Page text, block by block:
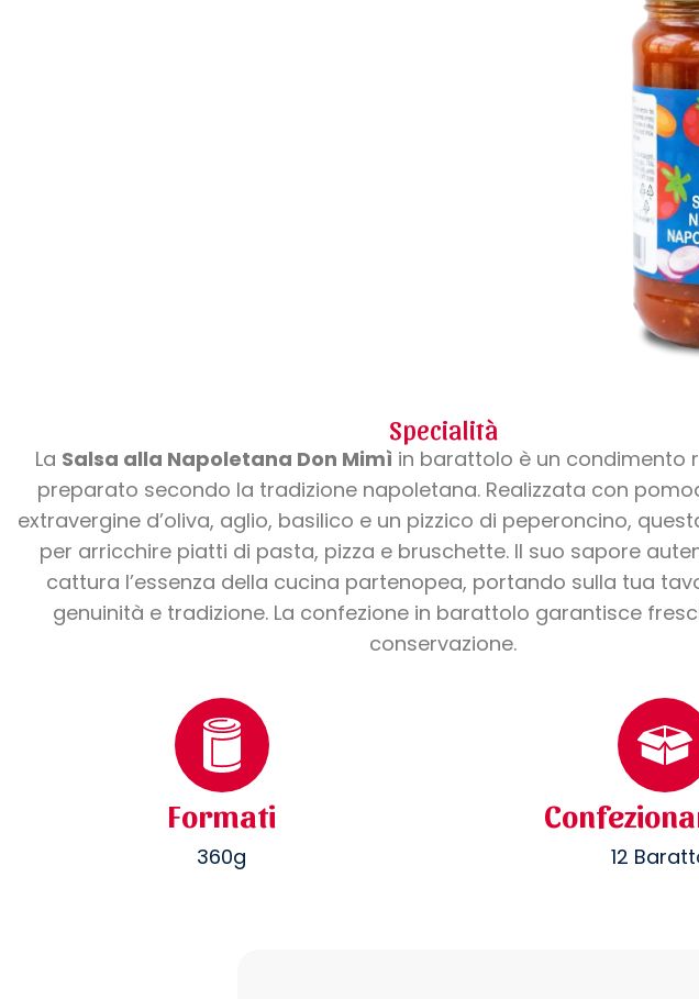
Specialità
La Salsa alla Napoletana Don Mimì in barattolo è un condimento
preparato secondo la tradizione napoletana. Realizzata con
extravergine d’oliva, aglio, basilico e un pizzico di peperoncino,
per arricchire piatti di pasta, pizza e bruschette. Il suo sapore
cattura l’essenza della cucina partenopea, portando sulla tua
genuinità e tradizione. La confezione in barattolo garantisce
conservazione.
Formati
360g 12